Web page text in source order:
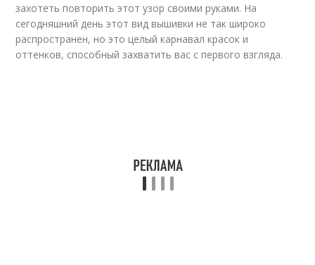
захотеть повторить этот узор своими руками. На
сегодняшний день этот вид вышивки не так широко
распространен, но это целый карнавал красок и
оттенков, способный захватить вас с первого взгляда.